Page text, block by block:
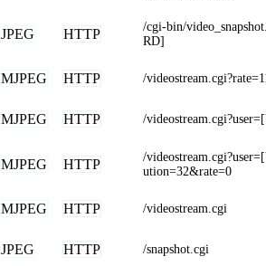
JPEG HTTP
/cgi-bin/
RD]
MJPEG HTTP /
MJPEG HTTP /
MJPEG HTTP
/
ution=32&rate=0
MJPEG HTTP /videostream.cgi
JPEG HTTP /snapshot.cgi